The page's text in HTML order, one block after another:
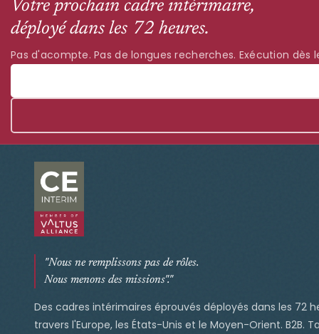
Votre prochain cadre intérimaire,
déployé dans les 72 heures.
Pas d'acompte. Pas de longues recherches. Exécution dès
"Nous ne remplissons pas de rôles.
Nous menons des missions"."
Des cadres intérimaires éprouvés déployés dans les 72
travers l'Europe, les États-Unis et le Moyen-Orient. B2B.